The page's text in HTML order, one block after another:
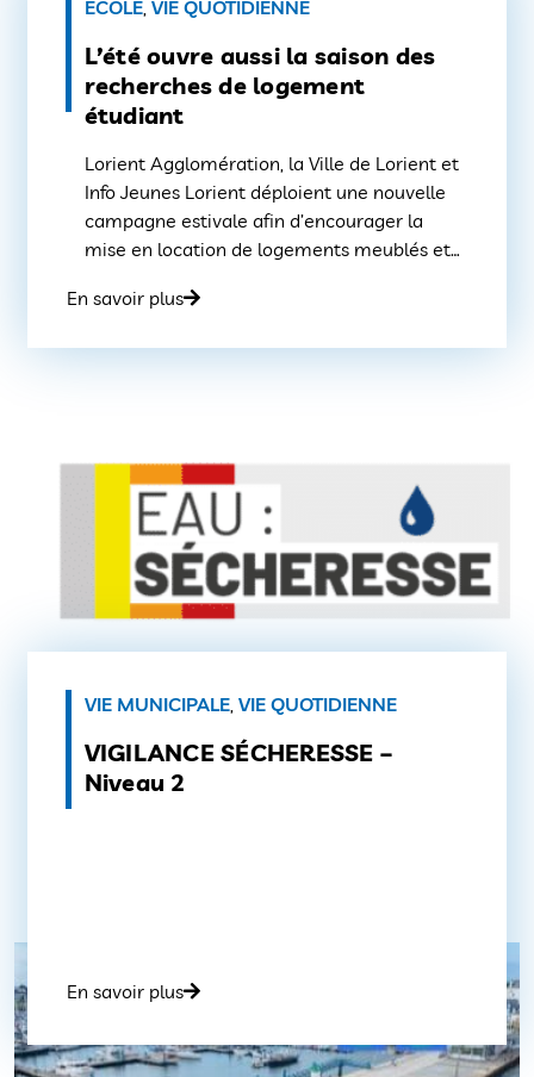
ÉCOLE, VIE QUOTIDIENNE
L’été ouvre aussi la saison des
recherches de logement
étudiant
Lorient Agglomération, la Ville de Lorient et
Info Jeunes Lorient déploient une nouvelle
campagne estivale afin d’encourager la
mise en location de logements meublés et
demande étudiante soutenue, l’initiative
En savoir plus
VIE MUNICIPALE, VIE QUOTIDIENNE
VIGILANCE SÉCHERESSE –
Niveau 2
En savoir plus